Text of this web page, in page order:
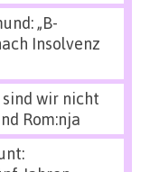
„B-
Insolvenz
sind wir nicht
Rom:nja